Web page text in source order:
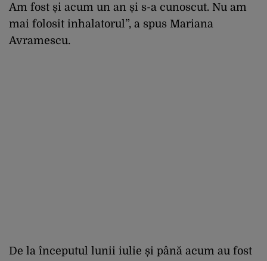
Am fost și acum un an și s-a cunoscut. Nu am
mai folosit inhalatorul”, a spus Mariana
Avramescu.
De la începutul lunii iulie și până acum au fost